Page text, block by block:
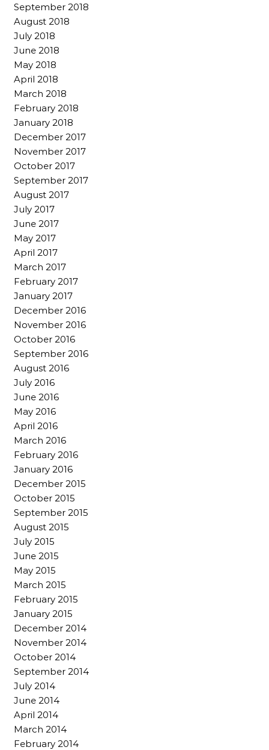
September 2018
August 2018
July 2018
June 2018
May 2018
April 2018
March 2018
February 2018
January 2018
December 2017
November 2017
October 2017
September 2017
August 2017
July 2017
June 2017
May 2017
April 2017
March 2017
February 2017
January 2017
December 2016
November 2016
October 2016
September 2016
August 2016
July 2016
June 2016
May 2016
April 2016
March 2016
February 2016
January 2016
December 2015
October 2015
September 2015
August 2015
July 2015
June 2015
May 2015
March 2015
February 2015
January 2015
December 2014
November 2014
October 2014
September 2014
July 2014
June 2014
April 2014
March 2014
February 2014